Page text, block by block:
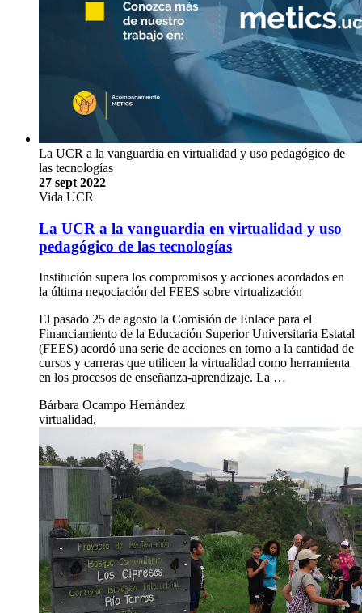
La UCR a la vanguardia en virtualidad y uso pedagógico de
las tecnologías
27 sept 2022
Vida UCR
La UCR a la vanguardia en virtualidad y uso
pedagógico de las tecnologías
Institución supera los compromisos y acciones acordados en
la última negociación del FEES sobre virtualización
El pasado 25 de agosto la Comisión de Enlace para el
Financiamiento de la Educación Superior Universitaria Estatal
(FEES) acordó una serie de acciones en torno a la cantidad de
cursos y carreras que utilicen la virtualidad como herramienta
en los procesos de enseñanza-aprendizaje. La …
Bárbara Ocampo Hernández
virtualidad,